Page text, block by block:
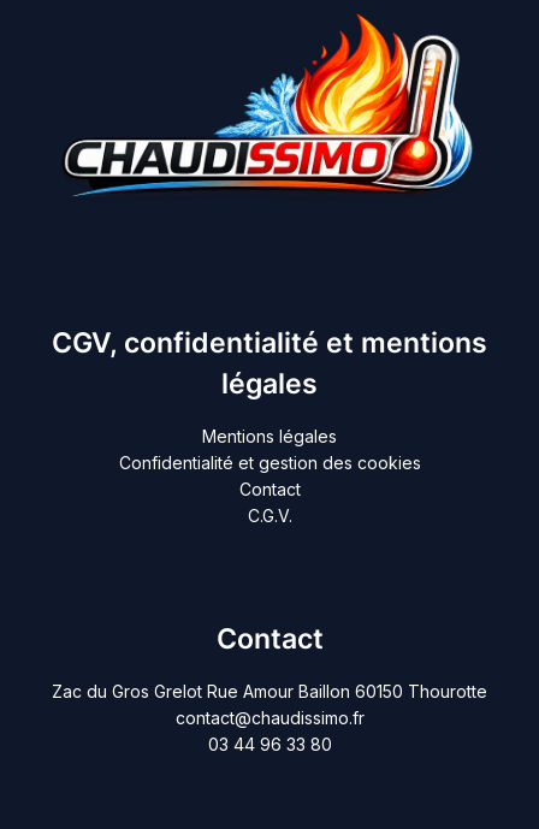
CGV, confidentialité et mentions
légales
Mentions légales
Confidentialité et gestion des cookies
Contact
C.G.V.
Contact
Zac du Gros Grelot Rue Amour Baillon 60150 Thourotte
contact@chaudissimo.fr
03 44 96 33 80